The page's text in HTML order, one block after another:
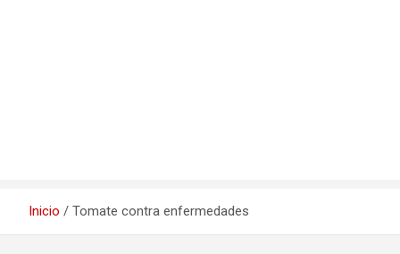
Inicio Tomate contra enfermedades